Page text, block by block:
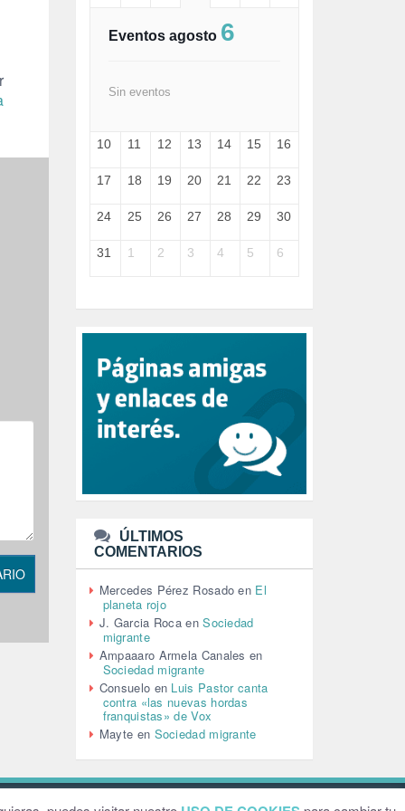
FELICIDAD (1)
FRANCISCO (5)
HUGO ZÁRATE (30)
I A (2)
INDEPENDENCIA (15)
INTELIGENCIA ARTIFICIAL (1)
JANE GOODDALL (1)
JAZZ (1)
JÓVENES (28)
JUSTICIA (13)
LEÓN XIV (5)
LGTBI (1)
MEMORIA HISTÓRICA (232)
MONARQUÍA (26)
NATURALEZA (1)
PALESTINA (8)
PARTICIPACIÓN CIUDADANA (392)
PAZ (2)
PENSIONES (12)
PEPE MUJICA (2)
PESCADORES (1)
POBREZA (2)
POLÍTICA INTERNACIONAL (366)
POLÍTICA VALENCIA (357)
Eventos agosto 6
Sin eventos
10 11 12 13 14 15 16
17 18 19 20 21 22 23
24 25 26 27 28 29 30
31 1 2 3 4 5 6
ÚLTIMOS
COMENTARIOS
Mercedes Pérez Rosado en El
planeta rojo
J. Garcia Roca enSociedad
migrante
Ampaaaro Armela Canales en
Sociedad migrante
Consuelo en Luis Pastor canta
contra «las nuevas hordas
franquistas» de Vox
Mayte en Sociedad migrante